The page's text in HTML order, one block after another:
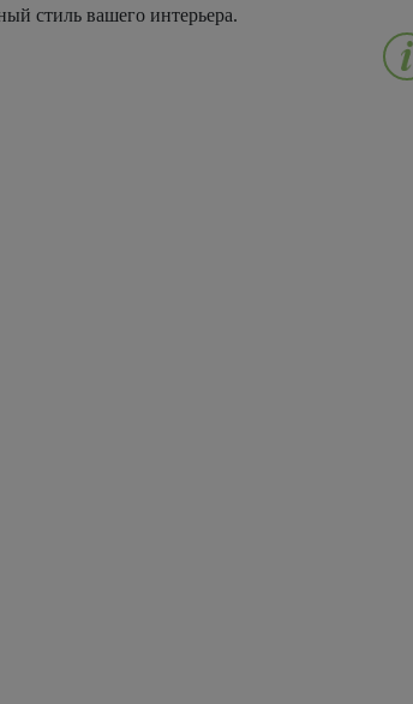
стиль вашего интерьера.